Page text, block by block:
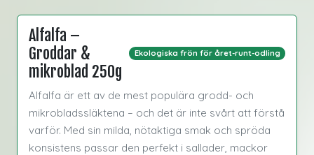
Alfalfa –
Groddar &
mikroblad 250g
Ekologiska frön för året-runt-odling
Alfalfa är ett av de mest populära grodd- och
mikrobladssläktena – och det är inte svårt att förstå
varför. Med sin milda, nötaktiga smak och spröda
konsistens passar den perfekt i sallader, mackor